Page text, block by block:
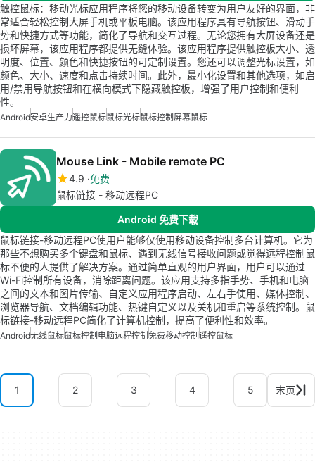
触控鼠标：移动光标应用程序将您的移动设备转变为用户友好的界面，非
常适合轻松控制大屏手机或平板电脑。该应用程序具有导航按钮、滑动手
势和快捷方式等功能，简化了导航和交互过程。无论您拥有大屏设备还是
损坏屏幕，该应用程序都提供无缝体验。该应用程序提供触控板大小、透
明度、位置、颜色和快捷按钮的可定制设置。您还可以调整光标设置，如
颜色、大小、速度和点击持续时间。此外，最小化设置和其他选项，如启
用/禁用导航按钮和在横向模式下隐藏触控板，增强了用户控制和便利
性。
Android安卓生产力遥控鼠标鼠标光标鼠标控制 屏幕鼠标
Mouse Link - Mobile remote PC
4.9 免费
鼠标链接 - 移动远程PC
Android 免费下载
鼠标链接-移动远程PC使用户能够仅使用移动设备控制多台计算机。它为
那些不想购买多个键盘和鼠标、遇到无线信号接收问题或觉得远程控制鼠
标不便的人提供了解决方案。通过简单直观的用户界面，用户可以通过
Wi-Fi控制所有设备，消除距离问题。该应用支持多指手势、手机和电脑
之间的文本和图片传输、自定义应用程序启动、左右手使用、媒体控制、
浏览器导航、文档编辑功能、热键自定义以及关机和重启等系统控制。鼠
标链接-移动远程PC简化了计算机控制，提高了便利性和效率。
Android无线鼠标鼠标控制 电脑远程控制 免费移动控制 遥控鼠标
1 2 3 4 5 末页